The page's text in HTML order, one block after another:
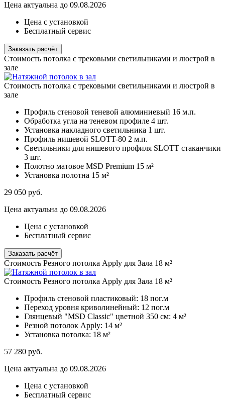
Цена актуальна до 09.08.2026
Цена с установкой
Бесплатный сервис
Заказать расчёт
Стоимость потолка с трековыми светильниками и люстрой в
зале
Стоимость потолка с трековыми светильниками и люстрой в
зале
Профиль стеновой теневой алюминиевый 16 м.п.
Обработка угла на теневом профиле 4 шт.
Установка накладного светильника 1 шт.
Профиль нишевой SLOTT-80 2 м.п.
Светильники для нишевого профиля SLOTT стаканчики
3 шт.
Полотно матовое MSD Premium 15 м²
Установка полотна 15 м²
29 050 руб.
Цена актуальна до 09.08.2026
Цена с установкой
Бесплатный сервис
Заказать расчёт
Стоимость Резного потолка Apply для Зала 18 м²
Стоимость Резного потолка Apply для Зала 18 м²
Профиль стеновой пластиковый: 18 пог.м
Переход уровня криволинейный: 12 пог.м
Глянцевый "MSD Classic" цветной 350 см: 4 м²
Резной потолок Apply: 14 м²
Установка потолка: 18 м²
57 280 руб.
Цена актуальна до 09.08.2026
Цена с установкой
Бесплатный сервис